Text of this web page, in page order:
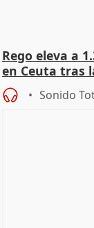
Rego eleva a
en Ceuta tras
Sonido